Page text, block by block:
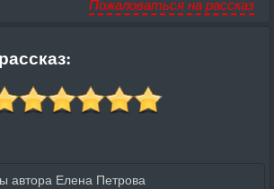
Пожаловаться на рассказ
автора Елена Петрова